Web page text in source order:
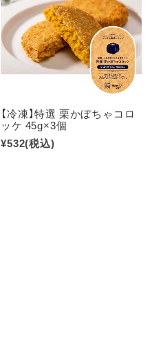
【冷凍】特選 栗かぼちゃコロ
ッケ 45g×3個
¥532(税込)